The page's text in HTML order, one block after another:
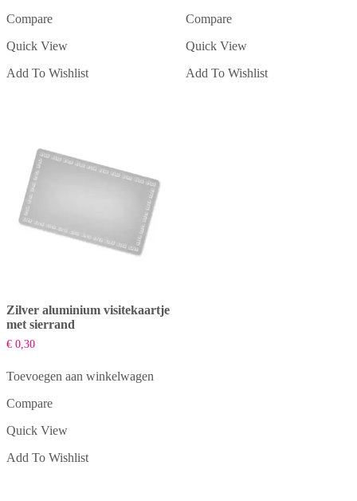
Compare
Quick View
Add To Wishlist
Compare
Quick View
Add To Wishlist
Zilver aluminium visitekaartje
met sierrand
€ 0,30
Toevoegen aan winkelwagen
Compare
Quick View
Add To Wishlist